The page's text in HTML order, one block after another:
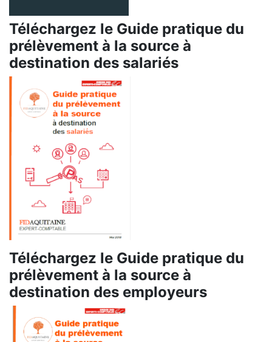
Téléchargez le Guide pratique du
prélèvement à la source à
destination des salariés
Téléchargez le Guide pratique du
prélèvement à la source à
destination des employeurs